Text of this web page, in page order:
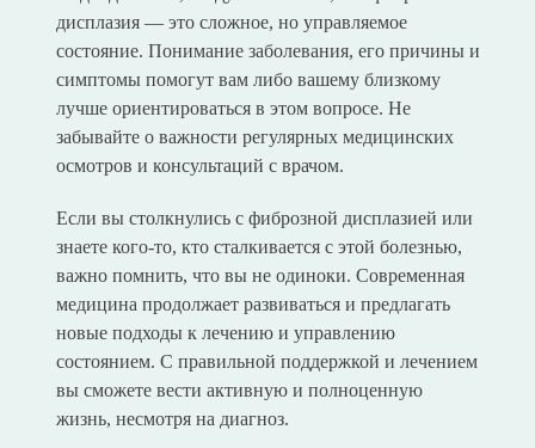
дисплазия — это сложное, но управляемое
состояние. Понимание заболевания, его причины и
симптомы помогут вам либо вашему близкому
лучше ориентироваться в этом вопросе. Не
забывайте о важности регулярных медицинских
осмотров и консультаций с врачом.
Если вы столкнулись с фиброзной дисплазией или
знаете кого-то, кто сталкивается с этой болезнью,
важно помнить, что вы не одиноки. Современная
медицина продолжает развиваться и предлагать
новые подходы к лечению и управлению
состоянием. С правильной поддержкой и лечением
вы сможете вести активную и полноценную
жизнь, несмотря на диагноз.